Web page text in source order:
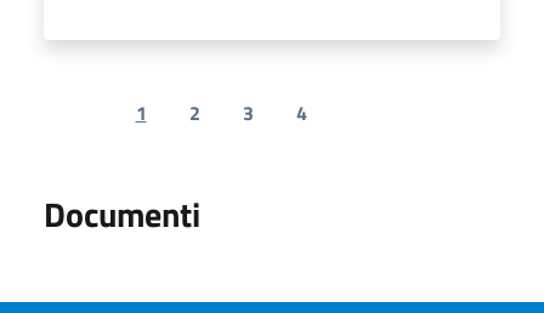
Previous page
1 2 3 4
Documenti